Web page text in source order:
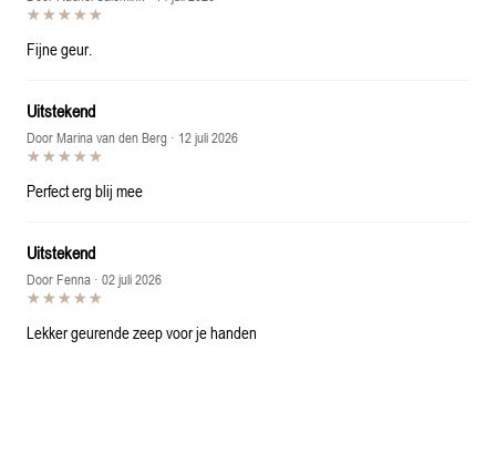
☆☆☆☆☆
★★★★★
Fijne geur.
Uitstekend
Door Marina van den Berg · 12 juli 2026
☆☆☆☆☆
★★★★★
Perfect erg blij mee
Uitstekend
Door Fenna · 02 juli 2026
☆☆☆☆☆
★★★★★
Lekker geurende zeep voor je handen